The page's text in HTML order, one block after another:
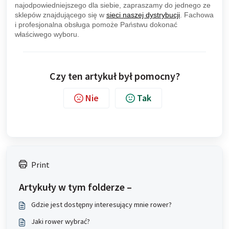
najodpowiedniejszego dla siebie, zapraszamy do jednego ze
sklepów znajdującego się w sieci naszej dystrybucji . Fachowa
i profesjonalna obsługa pomoże Państwu dokonać
właściwego wyboru.
Czy ten artykuł był pomocny?
Nie Tak
Print
Artykuły w tym folderze –
Gdzie jest dostępny interesujący mnie rower?
Jaki rower wybrać?